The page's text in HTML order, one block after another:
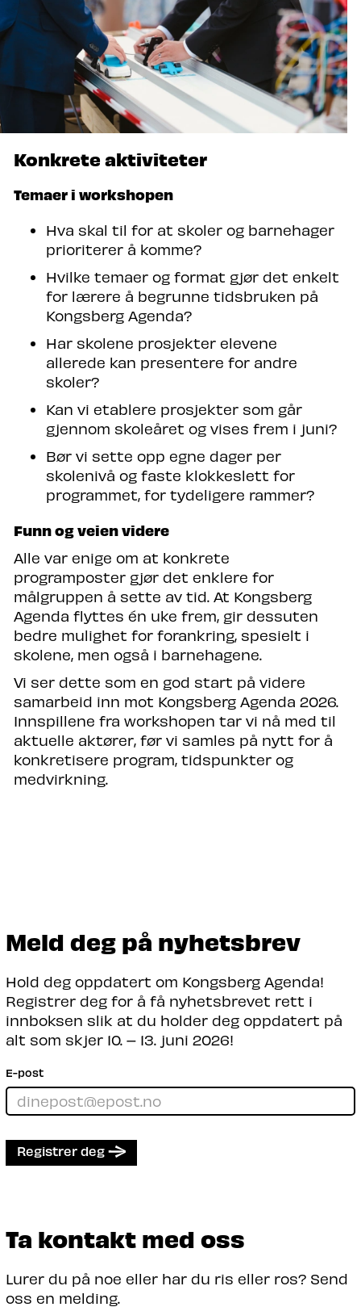
Konkrete aktiviteter
Temaer i workshopen
Hva skal til for at skoler og barnehager
prioriterer å komme?
Hvilke temaer og format gjør det enkelt
for lærere å begrunne tidsbruken på
Kongsberg Agenda?
Har skolene prosjekter elevene
allerede kan presentere for andre
skoler?
Kan vi etablere prosjekter som går
gjennom skoleåret og vises frem i juni?
Bør vi sette opp egne dager per
skolenivå og faste klokkeslett for
programmet, for tydeligere rammer?
Funn og veien videre
Alle var enige om at konkrete
programposter gjør det enklere for
målgruppen å sette av tid. At Kongsberg
Agenda flyttes én uke frem, gir dessuten
bedre mulighet for forankring, spesielt i
skolene, men også i barnehagene.
Vi ser dette som en god start på videre
samarbeid inn mot Kongsberg Agenda 2026.
Innspillene fra workshopen tar vi nå med til
aktuelle aktører, før vi samles på nytt for å
konkretisere program, tidspunkter og
medvirkning.
Meld deg på nyhetsbrev
Hold deg oppdatert om Kongsberg Agenda!
Registrer deg for å få nyhetsbrevet rett i
innboksen slik at du holder deg oppdatert på
alt som skjer 10. – 13. juni 2026!
E-post
Registrer deg
Ta kontakt med oss
Lurer du på noe eller har du ris eller ros? Send
oss en melding.